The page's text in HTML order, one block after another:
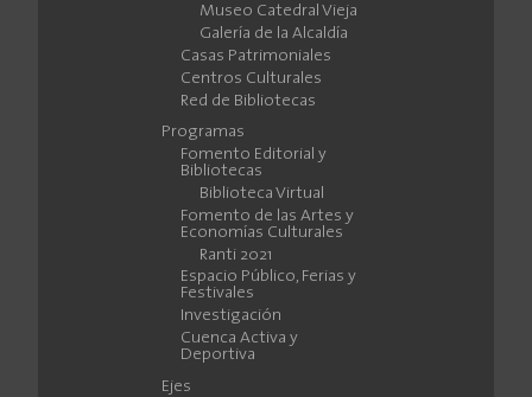
Museo Catedral Vieja
Galería de la Alcaldía
Casas Patrimoniales
Centros Culturales
Red de Bibliotecas
Programas
Fomento Editorial y
Bibliotecas
Biblioteca Virtual
Fomento de las Artes y
Economías Culturales
Ranti 2021
Espacio Público, Ferias y
Festivales
Investigación
Cuenca Activa y
Deportiva
Ejes